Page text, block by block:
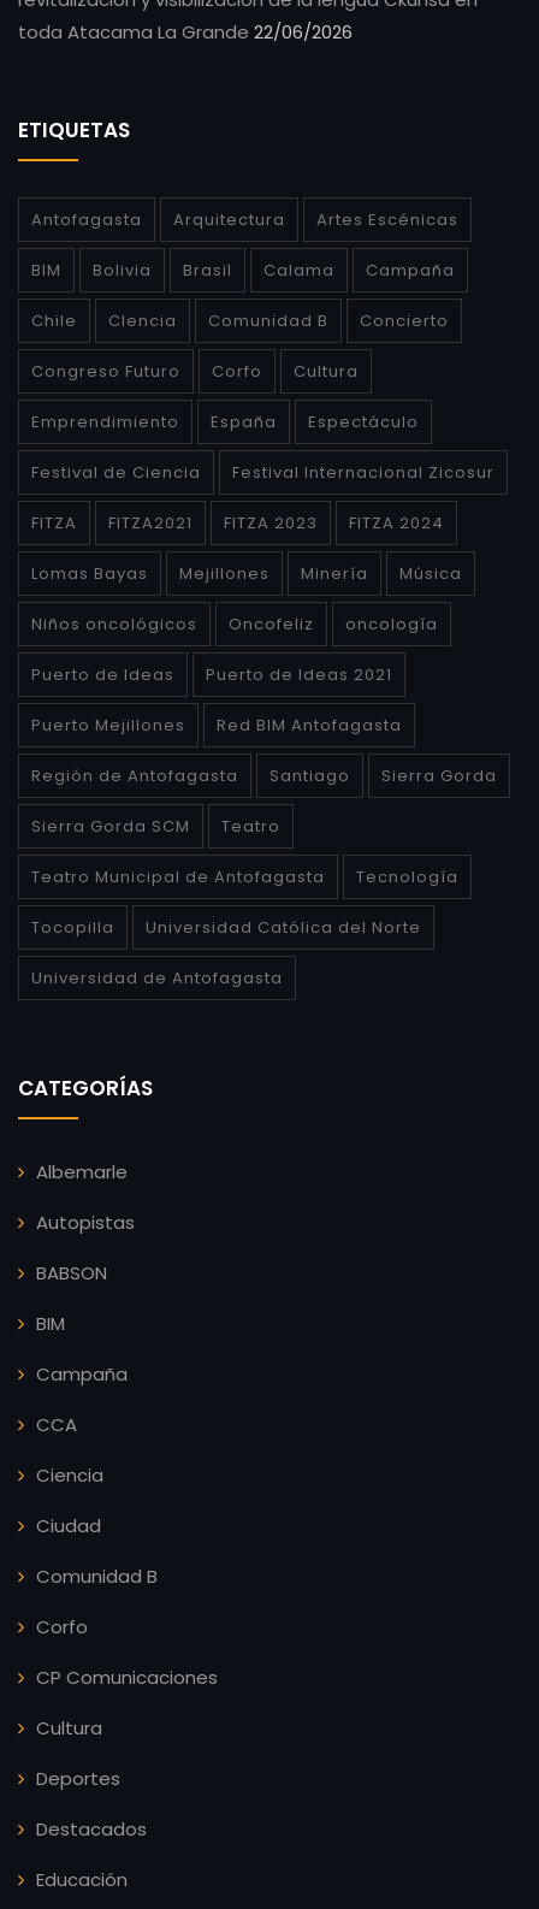
toda Atacama La Grande 22/06/2026
ETIQUETAS
Antofagasta Arquitectura Artes Escénicas
BIM Bolivia Brasil Calama Campaña
Chile CIencia Comunidad B Concierto
Congreso Futuro Corfo Cultura
Emprendimiento España Espectáculo
Festival de Ciencia Festival Internacional Zicosur
FITZA FITZA2021 FITZA 2023 FITZA 2024
Lomas Bayas Mejillones Minería Música
Niños oncológicos Oncofeliz oncología
Puerto de Ideas Puerto de Ideas 2021
Puerto Mejillones Red BIM Antofagasta
Región de Antofagasta Santiago Sierra Gorda
Sierra Gorda SCM Teatro
Teatro Municipal de Antofagasta Tecnología
Tocopilla Universidad Católica del Norte
Universidad de Antofagasta
CATEGORÍAS
Albemarle
Autopistas
BABSON
BIM
Campaña
CCA
Ciencia
Ciudad
Comunidad B
Corfo
CP Comunicaciones
Cultura
Deportes
Destacados
Educación